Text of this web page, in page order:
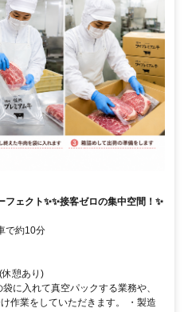
ェクト✨✨接客ゼロの集中空間！✨
で約10分
憩あり)
に入れて真空パックする業務や、
作業をしていただきます。 ・製造